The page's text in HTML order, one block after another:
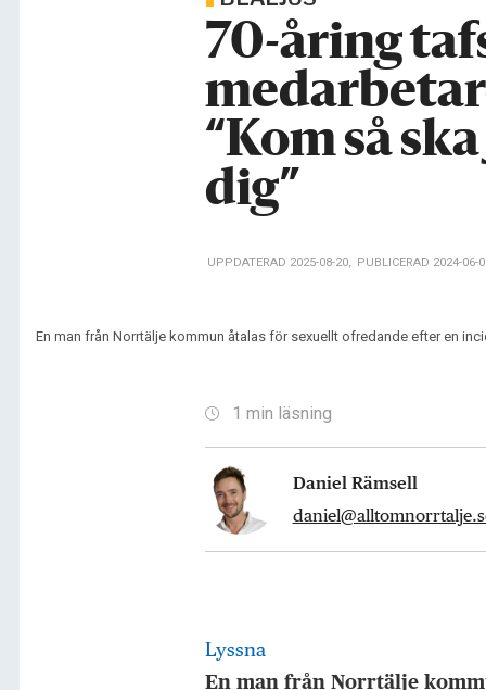
70-åring
“Kom så
dig”
UPPDATERAD 2025-08-20, PUBLICERAD 2024-06-
En man från Norrtälje kommun åtalas för sexuellt ofredande efter en
1 min läsning
Daniel Rämsell
Lyssna
En man från Norrtälje